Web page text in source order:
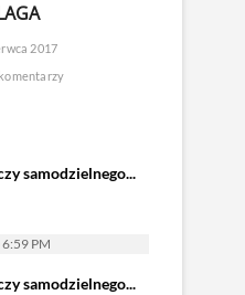
2017
samodzielnego...
PM
samodzielnego...